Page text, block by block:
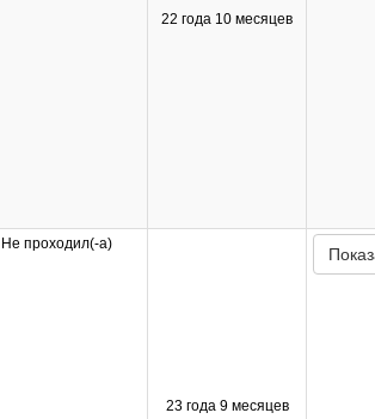
22 года 10 месяцев
Не проходил(-а)
23 года 9 месяцев